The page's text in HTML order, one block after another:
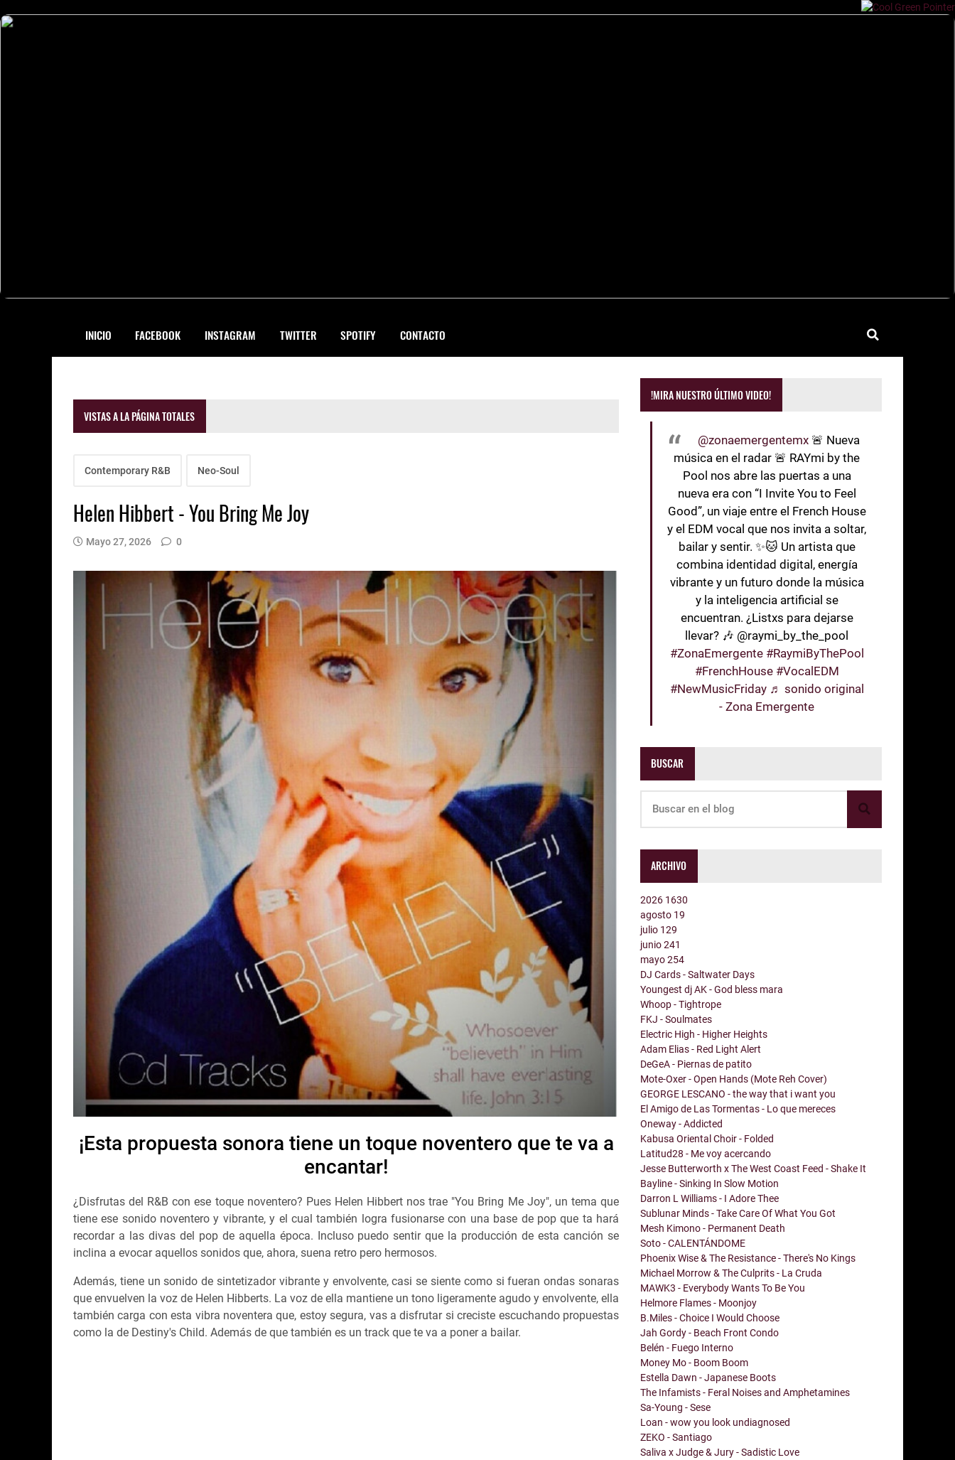
INICIO FACEBOOK INSTAGRAM TWITTER SPOTIFY CONTACTO
VISTAS A LA PÁGINA TOTALES
Contemporary R&B Neo-Soul
Helen Hibbert - You Bring Me Joy
Mayo 27, 2026 0
¡Esta propuesta sonora tiene un toque noventero que te va a
encantar!
¿Disfrutas del R&B con ese toque noventero? Pues Helen Hibbert nos trae "You Bring Me Joy", un tema que
tiene ese sonido noventero y vibrante, y el cual también logra fusionarse con una base de pop que ta hará
recordar a las divas del pop de aquella época. Incluso puedo sentir que la producción de esta canción se
inclina a evocar aquellos sonidos que, ahora, suena retro pero hermosos.
Además, tiene un sonido de sintetizador vibrante y envolvente, casi se siente como si fueran ondas sonaras
que envuelven la voz de Helen Hibberts. La voz de ella mantiene un tono ligeramente agudo y envolvente, ella
también carga con esta vibra noventera que, estoy segura, vas a disfrutar si creciste escuchando propuestas
como la de Destiny's Child. Además de que también es un track que te va a poner a bailar.
!MIRA NUESTRO ÚLTIMO VIDEO!
@zonaemergentemx 🚨 Nueva
música en el radar 🚨 RAYmi by the
Pool nos abre las puertas a una
nueva era con “I Invite You to Feel
Good”, un viaje entre el French House
y el EDM vocal que nos invita a soltar,
bailar y sentir. ✨🐱 Un artista que
combina identidad digital, energía
vibrante y un futuro donde la música
y la inteligencia artificial se
encuentran. ¿Listxs para dejarse
llevar? 🎶 @raymi_by_the_pool
#ZonaEmergente #RaymiByThePool
#FrenchHouse #VocalEDM
#NewMusicFriday ♬ sonido original
- Zona Emergente
BUSCAR
ARCHIVO
2026 1630
agosto 19
julio 129
junio241
mayo254
DJ Cards - Saltwater Days
Youngest dj AK - God bless mara
Whoop - Tightrope
FKJ - Soulmates
Electric High - Higher Heights
Adam Elias - Red Light Alert
DeGeA - Piernas de patito
Mote-Oxer - Open Hands (Mote Reh Cover)
GEORGE LESCANO - the way that i want you
El Amigo de Las Tormentas - Lo que mereces
Oneway - Addicted
Kabusa Oriental Choir - Folded
Latitud28 - Me voy acercando
Jesse Butterworth x The West Coast Feed - Shake It
Bayline - Sinking In Slow Motion
Darron L Williams - I Adore Thee
Sublunar Minds - Take Care Of What You Got
Mesh Kimono - Permanent Death
Soto - CALENTÁNDOME
Phoenix Wise & The Resistance - There's No Kings
Michael Morrow & The Culprits - La Cruda
MAWK3 - Everybody Wants To Be You
Helmore Flames - Moonjoy
B.Miles - Choice I Would Choose
Jah Gordy - Beach Front Condo
Belén - Fuego Interno
Money Mo - Boom Boom
Estella Dawn - Japanese Boots
The Infamists - Feral Noises and Amphetamines
Sa-Young - Sese
Loan - wow you look undiagnosed
ZEKO - Santiago
Saliva x Judge & Jury - Sadistic Love